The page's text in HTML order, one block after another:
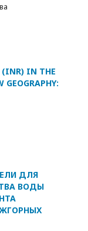
(INR) IN THE
GEOGRAPHY:
ДЛЯ
ВОДЫ